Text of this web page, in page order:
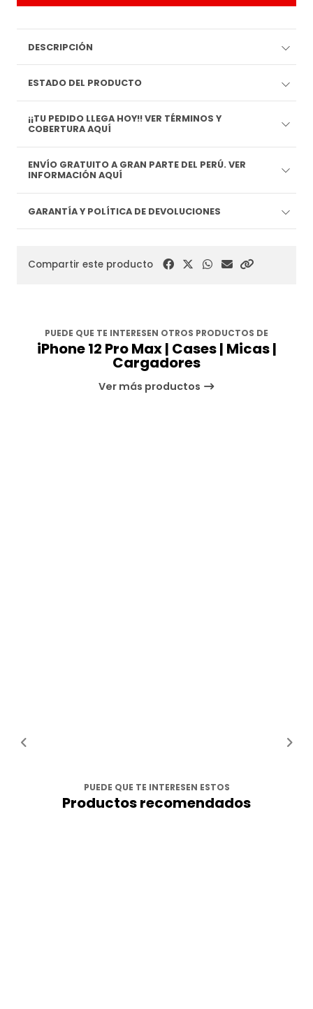
DESCRIPCIÓN
ESTADO DEL PRODUCTO
¡¡TU PEDIDO LLEGA HOY!! VER TÉRMINOS Y
COBERTURA AQUÍ
ENVÍO GRATUITO A GRAN PARTE DEL PERÚ. VER
INFORMACIÓN AQUÍ
GARANTÍA Y POLÍTICA DE DEVOLUCIONES
Compartir este producto
PUEDE QUE TE INTERESEN OTROS PRODUCTOS DE
iPhone 12 Pro Max | Cases | Micas |
Cargadores
Ver más productos
PUEDE QUE TE INTERESEN ESTOS
Productos recomendados